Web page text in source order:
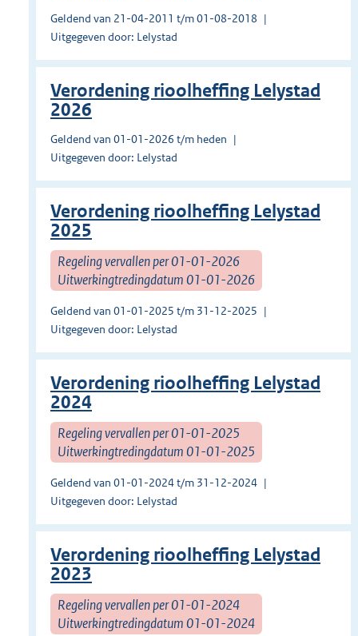
Geldend van 21-04-2011 t/m 01-08-2018
Uitgegeven door: Lelystad
Verordening rioolheffing Lelystad
2026
Geldend van 01-01-2026 t/m heden
Uitgegeven door: Lelystad
Verordening rioolheffing Lelystad
2025
Regeling vervallen per 01-01-2026
Uitwerkingtredingdatum 01-01-2026
Geldend van 01-01-2025 t/m 31-12-2025
Uitgegeven door: Lelystad
Verordening rioolheffing Lelystad
2024
Regeling vervallen per 01-01-2025
Uitwerkingtredingdatum 01-01-2025
Geldend van 01-01-2024 t/m 31-12-2024
Uitgegeven door: Lelystad
Verordening rioolheffing Lelystad
2023
Regeling vervallen per 01-01-2024
Uitwerkingtredingdatum 01-01-2024